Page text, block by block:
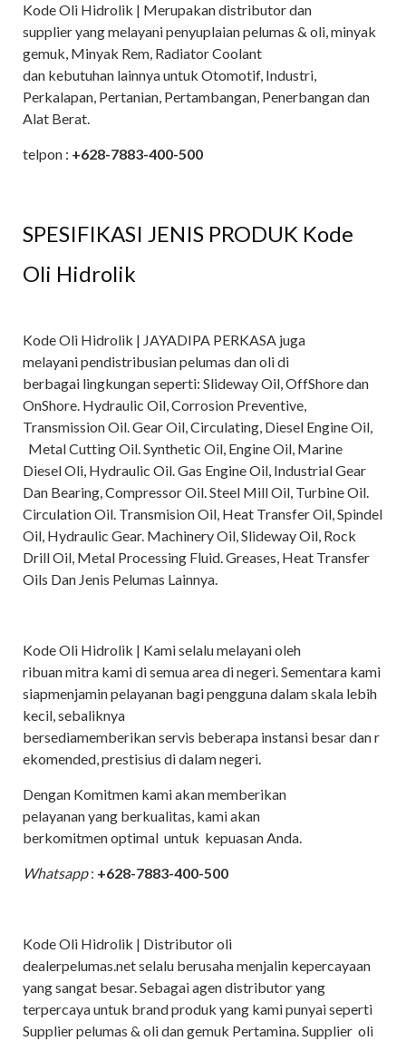
Kode Oli Hidrolik | Merupakan distributor dan
supplier yang melayani penyuplaian pelumas & oli, minyak
gemuk, Minyak Rem, Radiator Coolant
dan kebutuhan lainnya untuk Otomotif, Industri,
Perkalapan, Pertanian, Pertambangan, Penerbangan dan
Alat Berat.
telpon : +628-7883-400-500
SPESIFIKASI JENIS PRODUK Kode
Oli Hidrolik
Kode Oli Hidrolik | JAYADIPA PERKASA juga
melayani pendistribusian pelumas dan oli di
berbagai lingkungan seperti: Slideway Oil, OffShore dan
OnShore. Hydraulic Oil, Corrosion Preventive,
Transmission Oil. Gear Oil, Circulating, Diesel Engine Oil,
Metal Cutting Oil. Synthetic Oil, Engine Oil, Marine
Diesel Oli, Hydraulic Oil. Gas Engine Oil, Industrial Gear
Dan Bearing, Compressor Oil. Steel Mill Oil, Turbine Oil.
Circulation Oil. Transmision Oil, Heat Transfer Oil, Spindel
Oil, Hydraulic Gear. Machinery Oil, Slideway Oil, Rock
Drill Oil, Metal Processing Fluid. Greases, Heat Transfer
Oils Dan Jenis Pelumas Lainnya.
Kode Oli Hidrolik | Kami selalu melayani oleh
ribuan mitra kami di semua area di negeri. Sementara kami
siapmenjamin pelayanan bagi pengguna dalam skala lebih
kecil, sebaliknya
bersediamemberikan servis beberapa instansi besar dan r
ekomended, prestisius di dalam negeri.
Dengan Komitmen kami akan memberikan
pelayanan yang berkualitas, kami akan
berkomitmen optimal untuk kepuasan Anda.
Whatsapp: +628-7883-400-500
Kode Oli Hidrolik | Distributor oli
dealerpelumas.net selalu berusaha menjalin kepercayaan
yang sangat besar. Sebagai agen distributor yang
terpercaya untuk brand produk yang kami punyai seperti
Supplier pelumas & oli dan gemuk Pertamina. Supplier oli